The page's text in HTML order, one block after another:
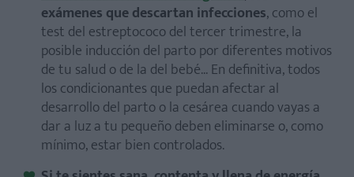
exámenes que descartan infecciones, como el
test del estreptococo del tercer trimestre, la
posible inducción del parto por diferentes motivos
de tu salud o de la del bebé... En definitiva, todos
los condicionantes que puedan afectar al
desarrollo del parto o la cesárea cuando vayas a
dar a luz a tu pequeño deben eliminarse o, como
mínimo, estar bien controlados.